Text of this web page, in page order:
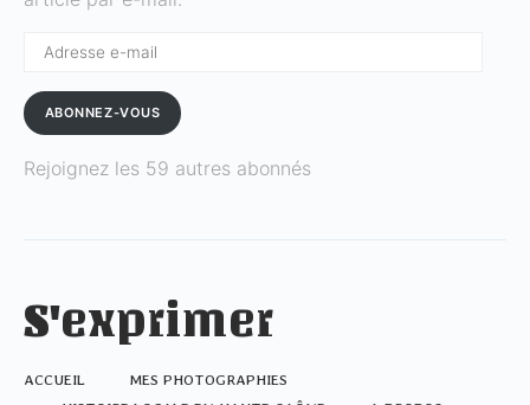
ABONNEZ-VOUS
Rejoignez les 59 autres abonnés
S'exprimer
ACCUEIL
MES PHOTOGRAPHIES